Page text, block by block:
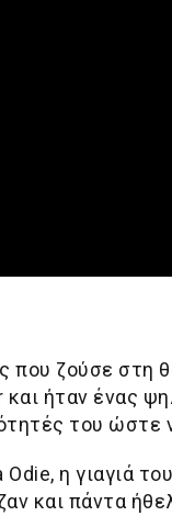
που ζούσε στη
ήταν ένας
του ώστε
η γιαγιά
και πάντα